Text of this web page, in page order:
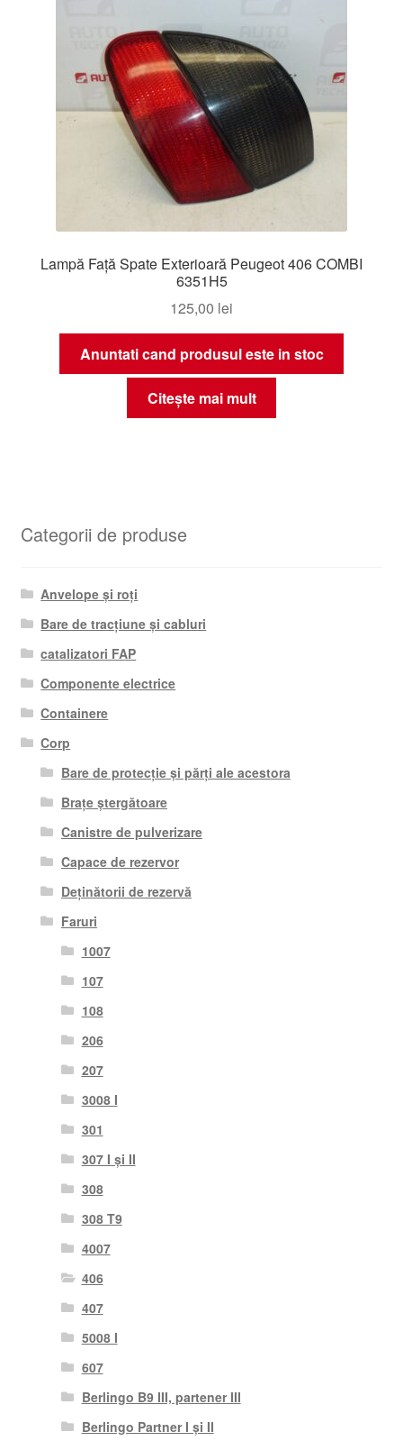
Lampă Față Spate Exterioară Peugeot 406 COMBI
6351H5
125,00 lei
Anuntati cand produsul este in stoc
Citește mai mult
Categorii de produse
Anvelope și roți
Bare de tracțiune și cabluri
catalizatori FAP
Componente electrice
Containere
Corp
Bare de protecție și părți ale acestora
Brațe ștergătoare
Canistre de pulverizare
Capace de rezervor
Deținătorii de rezervă
Faruri
1007
107
108
206
207
3008 I
301
307 I și II
308
308 T9
4007
406
407
5008 I
607
Berlingo B9 III, partener III
Berlingo Partner I și II